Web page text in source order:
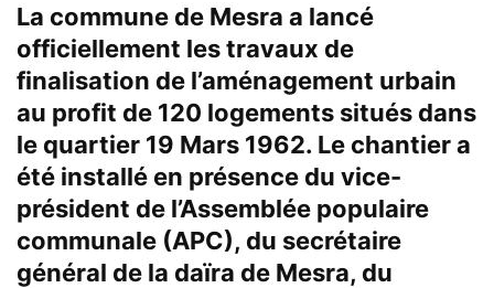
La commune de Mesra a lancé
officiellement les travaux de
finalisation de l’aménagement urbain
au profit de 120 logements situés dans
le quartier 19 Mars 1962. Le chantier a
été installé en présence du vice-
président de l’Assemblée populaire
communale (APC), du secrétaire
général de la daïra de Mesra, du